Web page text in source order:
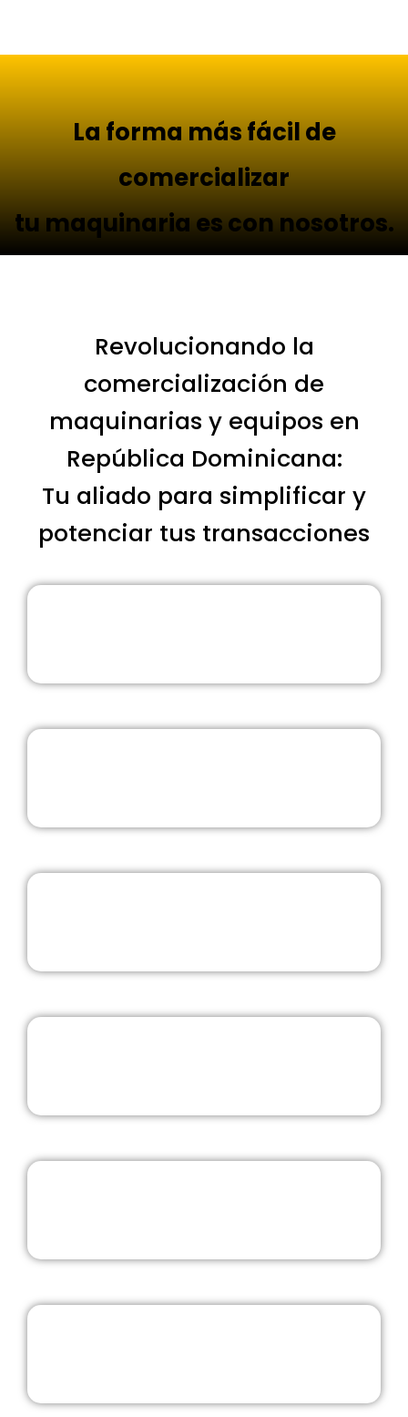
La forma más fácil de
comercializar
tu maquinaria es con nosotros.
Revolucionando la
comercialización de
maquinarias y equipos en
República Dominicana:
Tu aliado para simplificar y
potenciar tus transacciones